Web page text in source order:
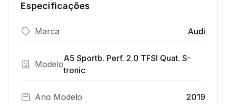
Especificações
Marca Audi
Modelo
A5 Sportb. Perf. 2.0 TFSI Quat. S-
tronic
Ano Modelo 2019